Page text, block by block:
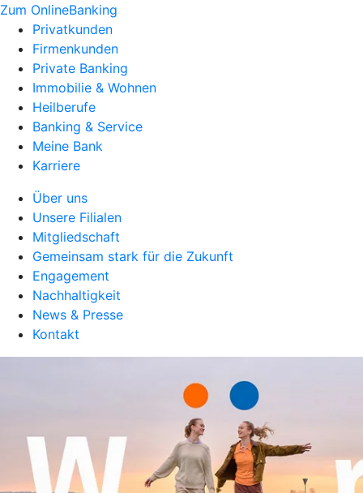
Zum OnlineBanking
Privatkunden
Firmenkunden
Private Banking
Immobilie & Wohnen
Heilberufe
Banking & Service
Meine Bank
Karriere
Über uns
Unsere Filialen
Mitgliedschaft
Gemeinsam stark für die Zukunft
Engagement
Nachhaltigkeit
News & Presse
Kontakt